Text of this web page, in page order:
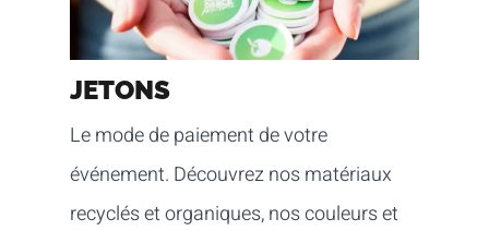
JETONS
Le mode de paiement de votre
événement. Découvrez nos matériaux
recyclés et organiques, nos couleurs et